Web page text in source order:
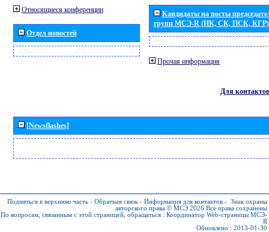
Относящиеся конференции
Отдел новостей
Кандидаты на посты
групп МСЭ-R (ИК, СК, ПСК, КГР)
Прочая информация
Для контактов
[Newsflashes]
Подняться в верхнюю часть - Обратная связь - Информация для контактов - Знак охраны
авторского права © МСЭ 2026 Все права сохранены
По вопросам, связанным с этой страницей, обращаться : Координатор Web-страницы МСЭ-
R
Обновлено : 2013-01-30